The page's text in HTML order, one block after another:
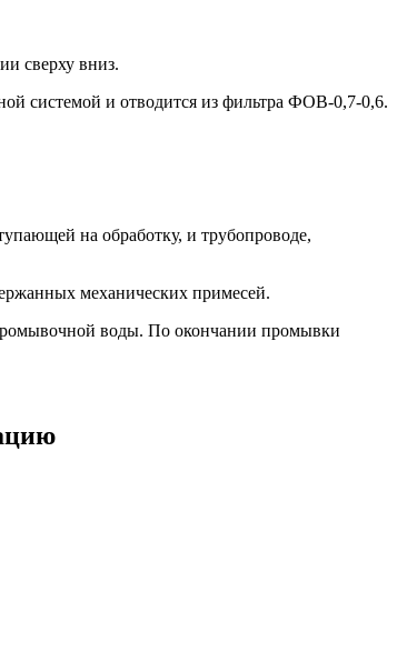
сверху вниз.
системой и отводится из фильтра ФОВ-0,7-0,6.
на обработку, и трубопроводе,
механических примесей.
воды. По окончании промывки